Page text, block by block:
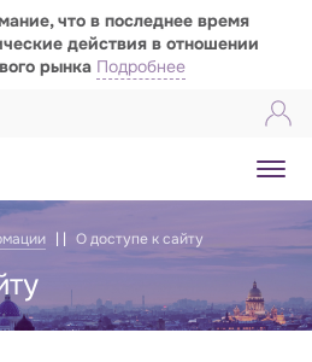
что в последнее время
действия в отношении
рынка Подробнее
О доступе к сайту